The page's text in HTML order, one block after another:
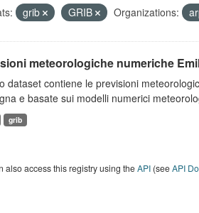
grib GRIB Organizations:
meteorologiche numeriche
dataset contiene le previsioni
e basate sui modelli numerici
grib
also access this registry using theAPI(seeAPI